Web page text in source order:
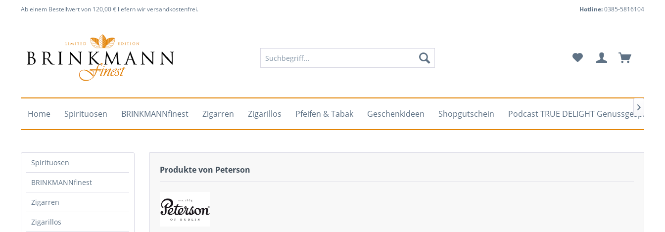
Ab einem Bestellwert von 120,00 € liefern wir versandkostenfrei. Hotline:0385-5816104
Home Spirituosen BRINKMANNfinest Zigarren Zigarillos Pfeifen & Tabak Geschenkideen Shopgutschein Podcast TRUE DELIGHT Genussgespräche

Spirituosen
BRINKMANNfinest
Zigarren
Zigarillos
Produkte von Peterson